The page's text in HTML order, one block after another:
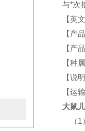
与*次
【英
【产
【产
【种
【说
【运
大鼠
（1